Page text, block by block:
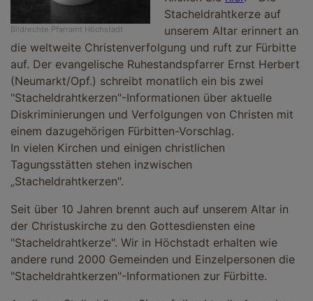
Bildrechte Pfarramt Höchstadt
Stacheldrahtkerze auf
unserem Altar erinnert an
die weltweite Christenverfolgung und ruft zur Fürbitte
auf. Der evangelische Ruhestandspfarrer Ernst Herbert
(Neumarkt/Opf.) schreibt monatlich ein bis zwei
"Stacheldrahtkerzen"-Informationen über aktuelle
Diskriminierungen und Verfolgungen von Christen mit
einem dazugehörigen Fürbitten-Vorschlag.
In vielen Kirchen und einigen christlichen
Tagungsstätten stehen inzwischen
„Stacheldrahtkerzen".
Seit über 10 Jahren brennt auch auf unserem Altar in
der Christuskirche zu den Gottesdiensten eine
"Stacheldrahtkerze". Wir in Höchstadt erhalten wie
andere rund 2000 Gemeinden und Einzelpersonen die
"Stacheldrahtkerzen"-Informationen zur Fürbitte.